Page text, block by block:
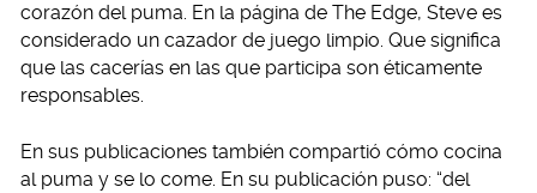
corazón del puma. En la página de The Edge, Steve es
considerado un cazador de juego limpio. Que significa
que las cacerías en las que participa son éticamente
responsables.
En sus publicaciones también compartió cómo cocina
al puma y se lo come. En su publicación puso: “del